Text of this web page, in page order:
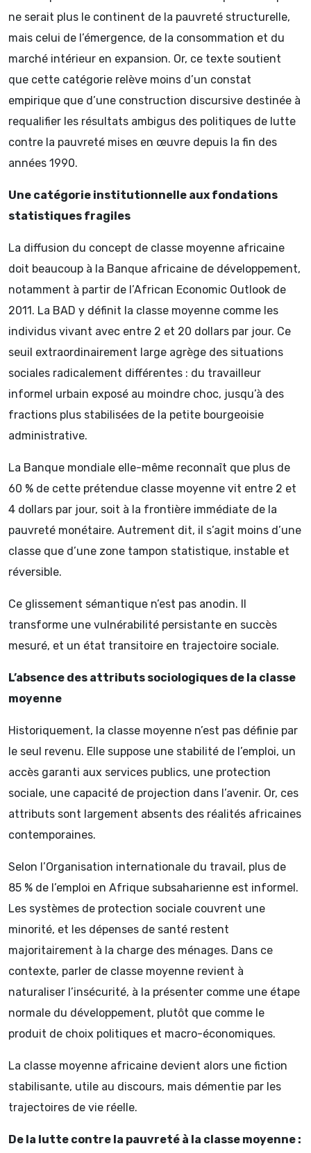
ne serait plus le continent de la pauvreté structurelle,
mais celui de l’émergence, de la consommation et du
marché intérieur en expansion. Or, ce texte soutient
que cette catégorie relève moins d’un constat
empirique que d’une construction discursive destinée à
requalifier les résultats ambigus des politiques de lutte
contre la pauvreté mises en œuvre depuis la fin des
années 1990.
Une catégorie institutionnelle aux fondations
statistiques fragiles
La diffusion du concept de classe moyenne africaine
doit beaucoup à la Banque africaine de développement,
notamment à partir de l’African Economic Outlook de
2011. La BAD y définit la classe moyenne comme les
individus vivant avec entre 2 et 20 dollars par jour. Ce
seuil extraordinairement large agrège des situations
sociales radicalement différentes : du travailleur
informel urbain exposé au moindre choc, jusqu’à des
fractions plus stabilisées de la petite bourgeoisie
administrative.
La Banque mondiale elle-même reconnaît que plus de
60 % de cette prétendue classe moyenne vit entre 2 et
4 dollars par jour, soit à la frontière immédiate de la
pauvreté monétaire. Autrement dit, il s’agit moins d’une
classe que d’une zone tampon statistique, instable et
réversible.
Ce glissement sémantique n’est pas anodin. Il
transforme une vulnérabilité persistante en succès
mesuré, et un état transitoire en trajectoire sociale.
L’absence des attributs sociologiques de la classe
moyenne
Historiquement, la classe moyenne n’est pas définie par
le seul revenu. Elle suppose une stabilité de l’emploi, un
accès garanti aux services publics, une protection
sociale, une capacité de projection dans l’avenir. Or, ces
attributs sont largement absents des réalités africaines
contemporaines.
Selon l’Organisation internationale du travail, plus de
85 % de l’emploi en Afrique subsaharienne est informel.
Les systèmes de protection sociale couvrent une
minorité, et les dépenses de santé restent
majoritairement à la charge des ménages. Dans ce
contexte, parler de classe moyenne revient à
naturaliser l’insécurité, à la présenter comme une étape
normale du développement, plutôt que comme le
produit de choix politiques et macro-économiques.
La classe moyenne africaine devient alors une fiction
stabilisante, utile au discours, mais démentie par les
trajectoires de vie réelle.
De la lutte contre la pauvreté à la classe moyenne :